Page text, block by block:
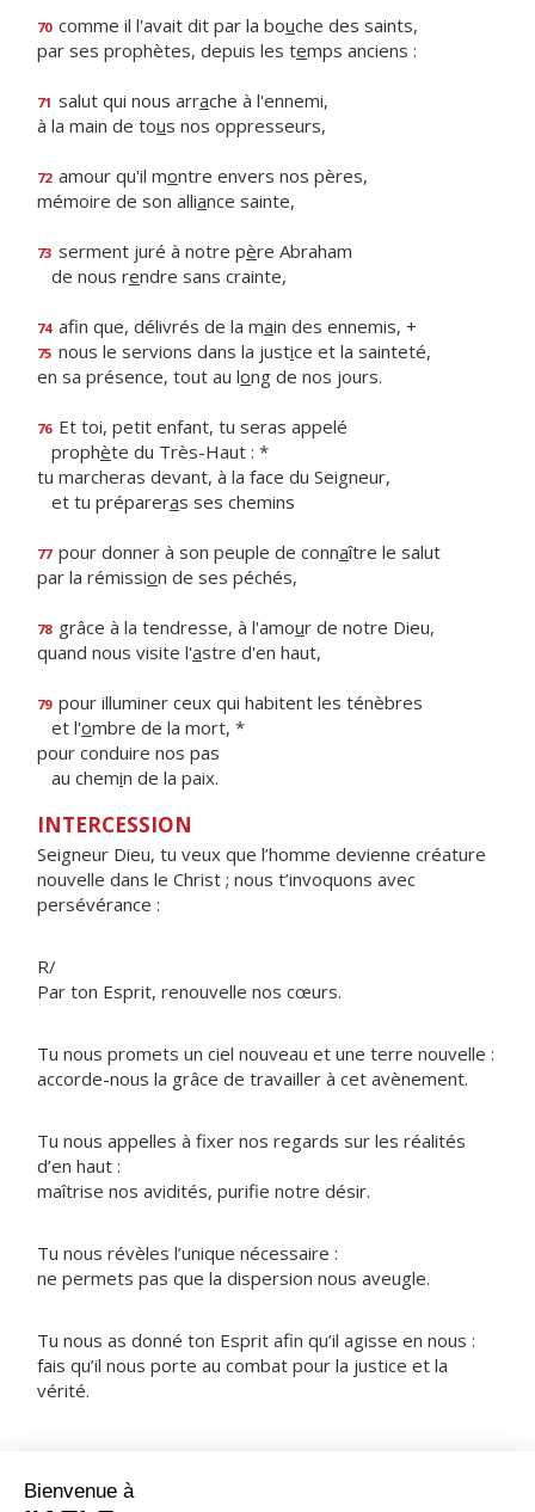
70 comme il l'avait dit par la bouche des saints,
par ses prophètes, depuis les temps anciens :
71 salut qui nous arrache à l'ennemi,
à la main de tous nos oppresseurs,
72 amour qu'il montre envers nos pères,
mémoire de son alliance sainte,
73 serment juré à notre père Abraham
de nous rendre sans crainte,
74 afin que, délivrés de la main des ennemis, +
75 nous le servions dans la justice et la sainteté,
en sa présence, tout au long de nos jours.
76 Et toi, petit enfant, tu seras appelé
prophète du Très-Haut : *
tu marcheras devant, à la face du Seigneur,
et tu prépareras ses chemins
77 pour donner à son peuple de connaître le salut
par la rémission de ses péchés,
78 grâce à la tendresse, à l'amour de notre Dieu,
quand nous visite l'astre d'en haut,
79 pour illuminer ceux qui habitent les ténèbres
et l'ombre de la mort, *
pour conduire nos pas
au chemin de la paix.
INTERCESSION
Seigneur Dieu, tu veux que l’homme devienne créature
nouvelle dans le Christ ; nous t’invoquons avec
persévérance :
R/
Par ton Esprit, renouvelle nos cœurs.
Tu nous promets un ciel nouveau et une terre nouvelle :
accorde-nous la grâce de travailler à cet avènement.
Tu nous appelles à fixer nos regards sur les réalités
d’en haut :
maîtrise nos avidités, purifie notre désir.
Tu nous révèles l’unique nécessaire :
ne permets pas que la dispersion nous aveugle.
Tu nous as donné ton Esprit afin qu’il agisse en nous :
fais qu’il nous porte au combat pour la justice et la
vérité.